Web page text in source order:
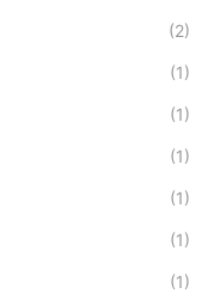
(2)
(1)
(1)
(1)
(1)
(1)
(1)